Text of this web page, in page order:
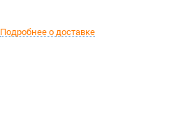
Подробнее о доставке